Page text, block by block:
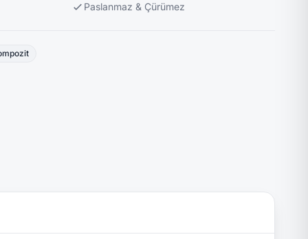
Paslanmaz & Çürümez